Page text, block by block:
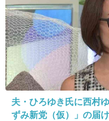
私だったら返品さ
23. 匿名2018/12/28(金) 19:30:02
儲かってるなら投資に回せばい
いつ売れなくなるか
夫・ひろゆき氏に西村
ずみ新党（仮）」の届